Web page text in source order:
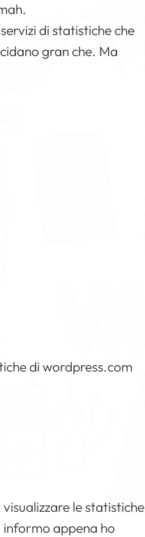
di statistiche che
gran che. Ma
di wordpress.com
le statistiche
informo appena ho